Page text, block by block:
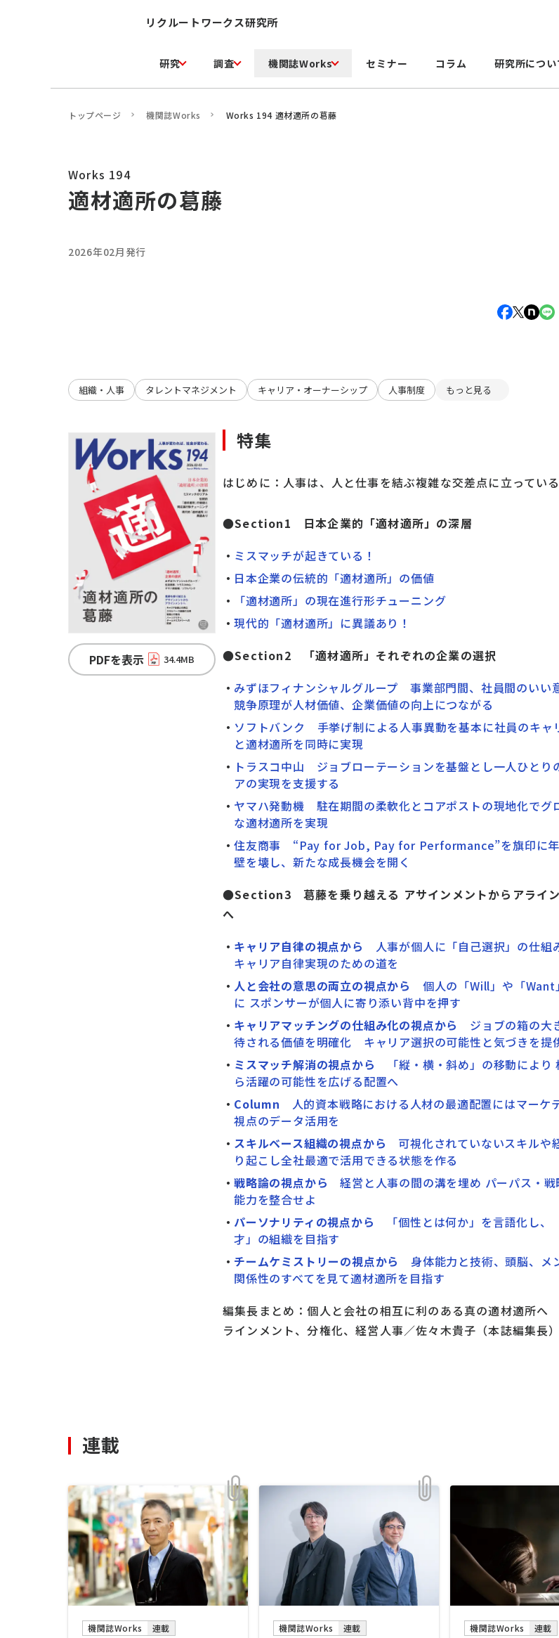
リクルートワークス研究所
研究 調査 機関誌Works セミナー コラム 研究所につい
トップページ 機関誌Works Works 194 適材適所の葛󠄀藤
Works 194
適材適所の葛󠄀藤
2026年02月発行
組織・人事 タレントマネジメント キャリア・オーナーシップ 人事制度 もっと見る
PDFを表示 34.4MB
特集
はじめに：人事は、人と仕事を結ぶ複雑な交差点に立っている
●Section1 日本企業的「適材適所」の深層
ミスマッチが起きている！
日本企業の伝統的「適材適所」の価値
「適材適所」の現在進行形チューニング
現代的「適材適所」に異議あり！
●Section2 「適材適所」それぞれの企業の選択
みずほフィナンシャルグループ 事業部門間、社員間のいい
競争原理が人材価値、企業価値の向上につながる
ソフトバンク 手挙げ制による人事異動を基本に社員のキャ
と適材適所を同時に実現
トラスコ中山 ジョブローテーションを基盤とし一人ひとり
アの実現を支援する
ヤマハ発動機 駐在期間の柔軟化とコアポストの現地化でグ
な適材適所を実現
住友商事 “Pay for Job, Pay for Performance”を旗印に年
壁を壊し、新たな成長機会を開く
●Section3 葛󠄀藤を乗り越える アサインメントからアライ
へ
キャリア自律の視点から
人事が個人に「自己選択」の仕組
キャリア自律実現のための道を
人と会社の意思の両立の視点から
個人の「Will」や「Want
に スポンサーが個人に寄り添い背中を押す
キャリアマッチングの仕組み化の視点から
ジョブの箱の大
待される価値を明確化 キャリア選択の可能性と気づきを提
ミスマッチ解消の視点から
「縦・横・斜め」の移動により
ら活躍の可能性を広げる配置へ
Column 人的資本戦略における人材の最適配置にはマーケ
視点のデータ活用を
スキルベース組織の視点から
可視化されていないスキルや
り起こし全社最適で活用できる状態を作る
戦略論の視点から
経営と人事の間の溝を埋め パーパス・戦
能力を整合せよ
パーソナリティの視点から
「個性とは何か」を言語化し、
才」の組織を目指す
チームケミストリーの視点から
身体能力と技術、頭脳、メ
関係性のすべてを見て適材適所を目指す
編集長まとめ：個人と会社の相互に利のある真の適材適所
ラインメント、分権化、経営人事／佐々木貴子（本誌編集長）
連載
機関誌Works 連載 機関誌Works 連載 機関誌Works 連載